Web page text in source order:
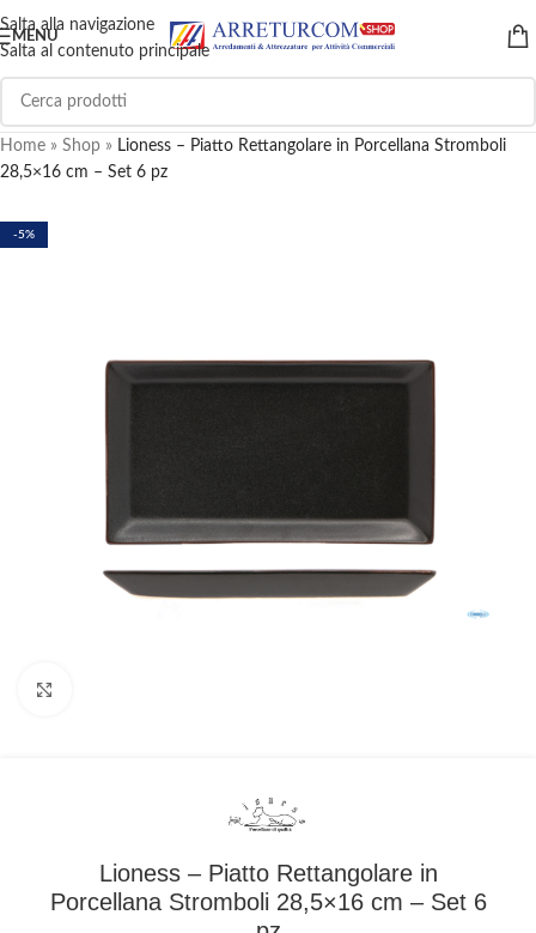
Salta alla navigazione
Salta al contenuto principale
MENU
Home » Shop » Lioness – Piatto Rettangolare in Porcellana Stromboli
28,5×16 cm – Set 6 pz
-5%
Lioness – Piatto Rettangolare in
Porcellana Stromboli 28,5×16 cm – Set 6